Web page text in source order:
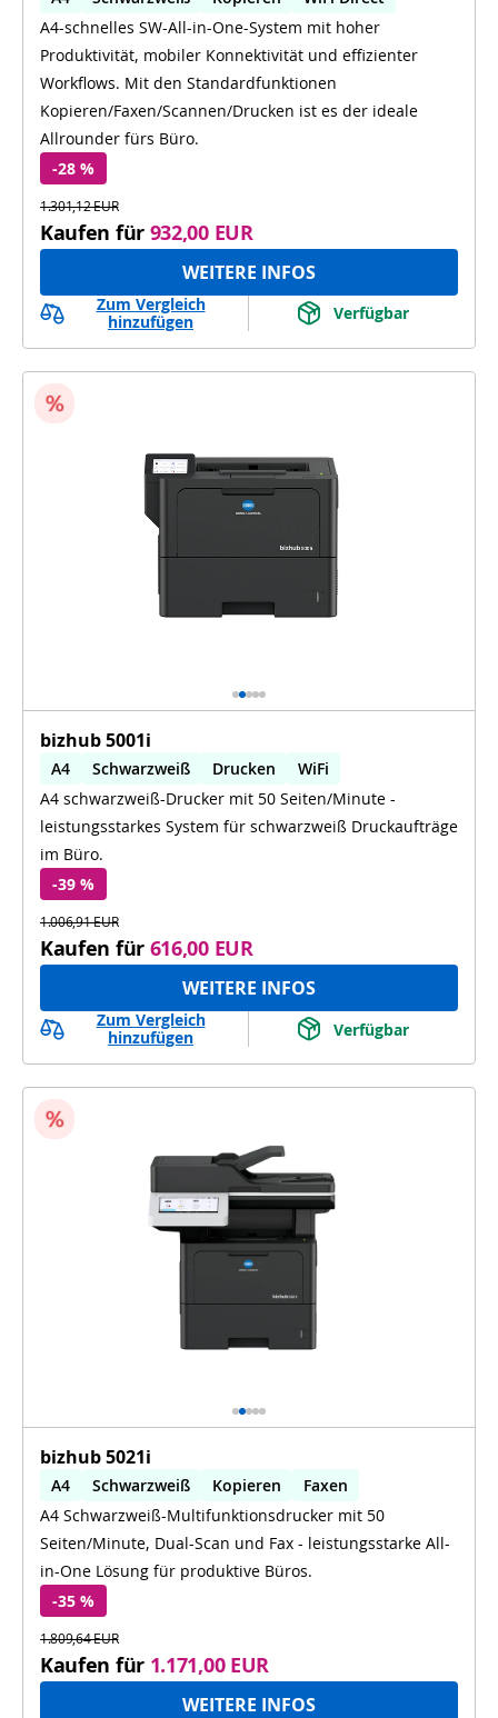
Dual Scan
A4-schnelles SW-All-in-One-System mit hoher
Produktivität, mobiler Konnektivität und effizienter
Workflows. Mit den Standardfunktionen
Kopieren/Faxen/Scannen/Drucken ist es der ideale
Allrounder fürs Büro.
-28 %
1.301,12 EUR
Kaufen für 932,00 EUR
WEITERE INFOS
Zum Vergleich
hinzufügen
Verfügbar
bizhub 5001i
A4 Schwarzweiß Drucken
WiFi
Mopria (Android)
A4 schwarzweiß-Drucker mit 50 Seiten/Minute -
leistungsstarkes System für schwarzweiß Druckaufträge
im Büro.
-39 %
1.006,91 EUR
Kaufen für 616,00 EUR
WEITERE INFOS
Zum Vergleich
hinzufügen
Verfügbar
bizhub 5021i
A4 Schwarzweiß Kopieren
Faxen
Duplex Scan
A4 Schwarzweiß-Multifunktionsdrucker mit 50
Seiten/Minute, Dual-Scan und Fax - leistungsstarke All-
in-One Lösung für produktive Büros.
-35 %
1.809,64 EUR
Kaufen für 1.171,00 EUR
WEITERE INFOS